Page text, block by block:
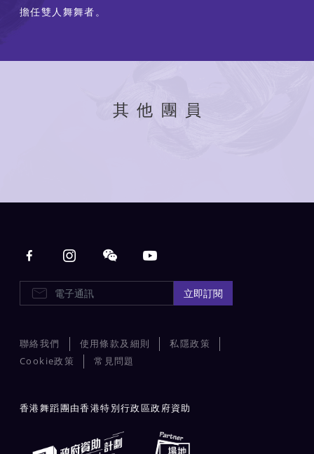
擔任雙人舞舞者。
其他團員
Main navigation
E-Newsletters 立即訂閱
聯絡我們 使用條款及細則
私隱政策
Cookie政策
常見問題
香港舞蹈團由香港特別行政區政府資助